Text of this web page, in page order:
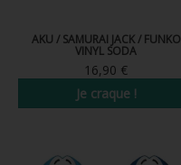
AKU / SAMURAI JACK / FUNKO
VINYL SODA
16,90 €
Je craque !